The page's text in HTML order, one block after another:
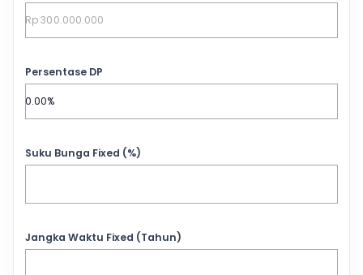
Persentase DP
Suku Bunga Fixed (%)
Jangka Waktu Fixed (Tahun)